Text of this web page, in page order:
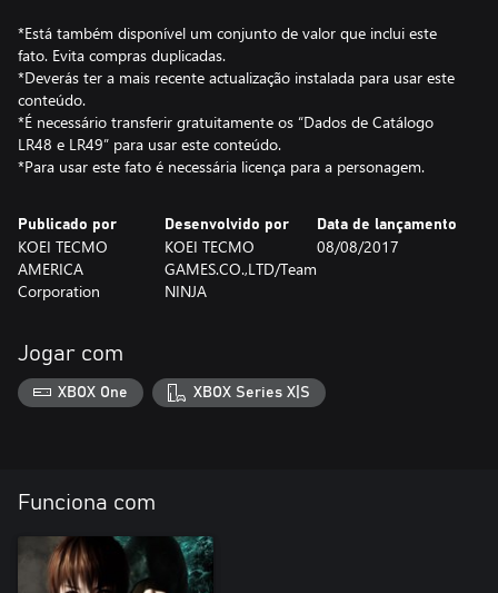
*Está também disponível um conjunto de valor que inclui este
fato. Evita compras duplicadas.
*Deverás ter a mais recente actualização instalada para usar este
conteúdo.
*É necessário transferir gratuitamente os “Dados de Catálogo
LR48 e LR49” para usar este conteúdo.
*Para usar este fato é necessária licença para a personagem.
Publicado por
KOEI TECMO
AMERICA
Corporation
Desenvolvido por
KOEI TECMO
GAMES.CO.,LTD/Team
NINJA
Data de lançamento
08/08/2017
Jogar com
XBOX One XBOX Series X|S
Funciona com